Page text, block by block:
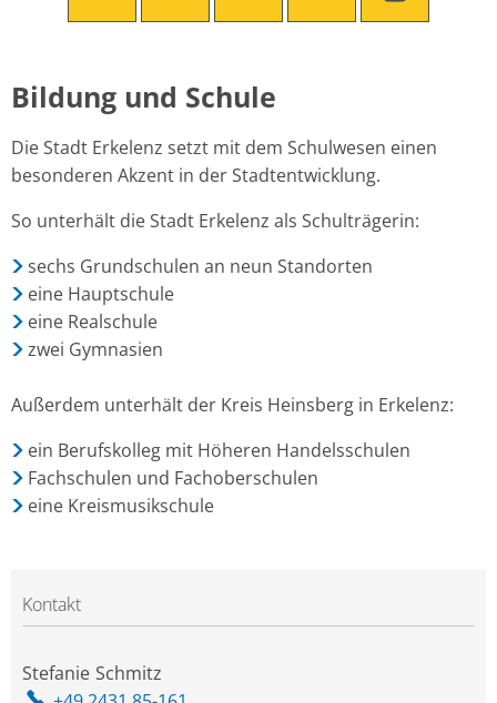
Bildung und Schule
Die Stadt Erkelenz setzt mit dem Schulwesen einen
besonderen Akzent in der Stadtentwicklung.
So unterhält die Stadt Erkelenz als Schulträgerin:
sechs Grundschulen an neun Standorten
eine Hauptschule
eine Realschule
zwei Gymnasien
Außerdem unterhält der Kreis Heinsberg in Erkelenz:
ein Berufskolleg mit Höheren Handelsschulen
Fachschulen und Fachoberschulen
eine Kreismusikschule
Kontakt
Stefanie Schmitz